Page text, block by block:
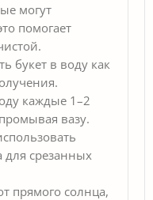
могут
помогает
букет в воду как
каждые 1–2
вазу.
для срезанных
прямого солнца,